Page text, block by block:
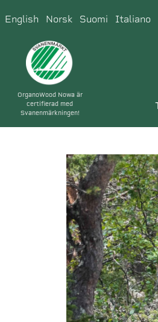
English Norsk Suomi Italiano
OrganoWood Nowa är
certifierad med
Svanenmärkningen!